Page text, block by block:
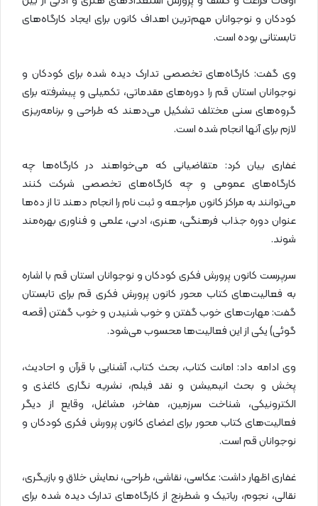
کودکان و نوجوانان مهم‌ترین اهداف کانون برای ایجاد کارگاه‌های
تابستانی بوده است.
وی گفت: کارگاه‌های تخصصی تدارک دیده شده برای کودکان و
نوجوانان استان قم را دوره‌های مقدماتی، تکمیلی و پیشرفته برای
گروه‌های سنی مختلف تشکیل می‌دهند که طراحی و برنامه‌ریزی
لازم برای آنها انجام شده است.
غفاری بیان کرد: متقاضیانی که می‌خواهند در کارگاه‌ها چه
کارگاه‌های عمومی و چه کارگاه‌های تخصصی شرکت کنند
می‌توانند به مراکز کانون مراجعه و ثبت نام را انجام دهند تا از ده‌ها
عنوان دوره جذاب فرهنگی، هنری، ادبی، علمی و فناوری بهره‌مند
شوند.
سرپرست کانون پرورش فکری کودکان و نوجوانان استان قم با اشاره
به فعالیت‌های کتاب محور کانون پرورش فکری قم برای تابستان
گفت: مهارت‌های خوب گفتن و خوب شنیدن و خوب گفتن (قصه
گوئی) یکی از این فعالیت‌ها محسوب می‌شود.
وی ادامه داد: امانت کتاب، بحث کتاب، آشنایی با قرآن و احادیث،
پخش و بحث انیمیشن و نقد فیلم، نشریه نگاری کاغذی و
الکترونیکی، شناخت سرزمین، مفاخر، مشاغل، وقایع از دیگر
فعالیت‌های کتاب محور برای اعضای کانون پرورش فکری کودکان و
نوجوانان قم است.
غفاری اظهار داشت: عکاسی، نقاشی، طراحی، نمایش خلاق و بازیگری،
نقالی، نجوم، رباتیک و شطرنج از کارگاه‌های تدارک دیده شده برای